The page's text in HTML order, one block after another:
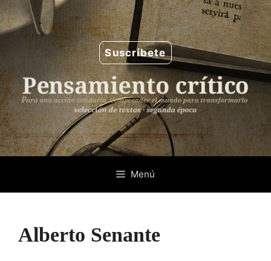
Saltar
al
contenido
Suscríbete
Menú
Alberto Senante